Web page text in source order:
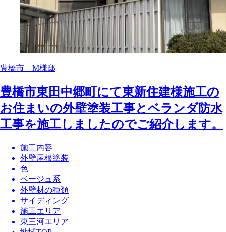
豊橋市 M様邸
豊橋市東田中郷町にて東新住建様施工の
お住まいの外壁塗装工事とベランダ防水
工事を施工しましたのでご紹介します。
施工内容
外壁屋根塗装
色
ベージュ系
外壁材の種類
サイディング
施工エリア
東三河エリア